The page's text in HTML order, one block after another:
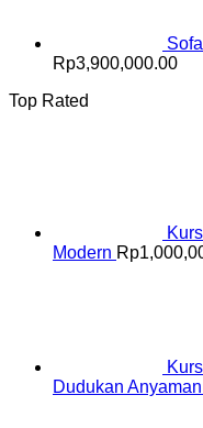
Rp3,900,000.00
Top Rated
Modern Rp
Dudukan